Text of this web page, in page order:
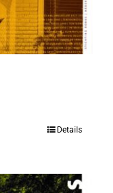
Details